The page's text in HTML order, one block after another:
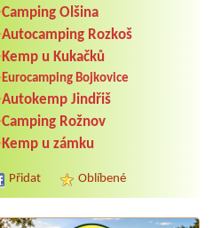
Camping Olšina
Autocamping Rozkoš
Kemp u Kukačků
Eurocamping Bojkovice
Autokemp Jindřiš
Camping Rožnov
Kemp u zámku
Přidat Oblíbené